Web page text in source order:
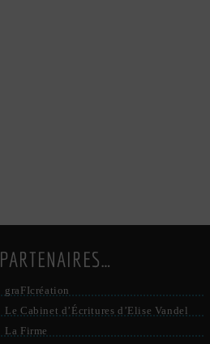
PARTENAIRES…
graFIcréation
Le Cabinet d’Écritures d’Elise Vandel
La Firme